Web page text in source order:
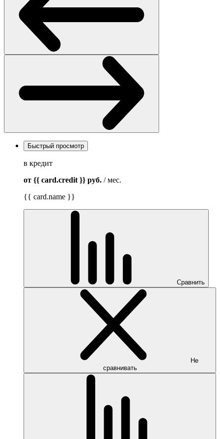
Быстрый просмотр
в кредит
от {{ card.credit }} руб. / мес.
{{ card.name }}
Сравнить
Не
сравнивать